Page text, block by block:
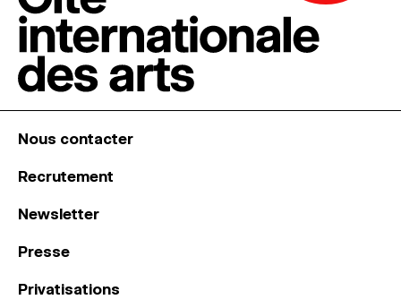
Nous contacter
Recrutement
Newsletter
Presse
Privatisations